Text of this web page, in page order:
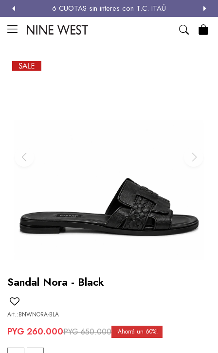
6 CUOTAS sin interes con T.C. ITAÚ

Sandal Nora - Black
BNWNORA-BLA
PYG 260.000PYG 650.000 60
MI CUENTA